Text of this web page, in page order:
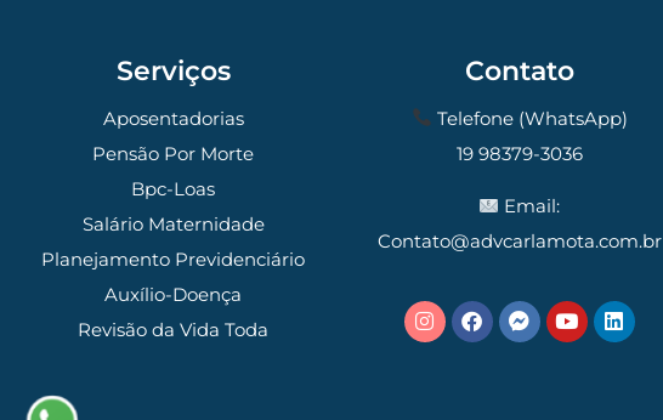
Serviços
Aposentadorias
Pensão Por Morte
Bpc-Loas
Salário Maternidade
Planejamento Previdenciário
Auxílio-Doença
Revisão da Vida Toda
Contato
Telefone (WhatsApp)
19 98379-3036
Email:
Contato@advcarlamota.com.br
Número de celular
Desenvolvido por